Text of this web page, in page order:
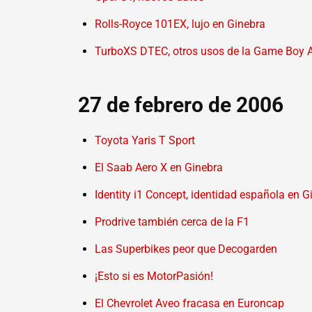
Rolls-Royce 101EX, lujo en Ginebra
TurboXS DTEC, otros usos de la Game Boy
27 de febrero de 2006
Toyota Yaris T Sport
El Saab Aero X en Ginebra
Identity i1 Concept, identidad española en
Prodrive también cerca de la F1
Las Superbikes peor que Decogarden
¡Esto si es MotorPasión!
El Chevrolet Aveo fracasa en Euroncap